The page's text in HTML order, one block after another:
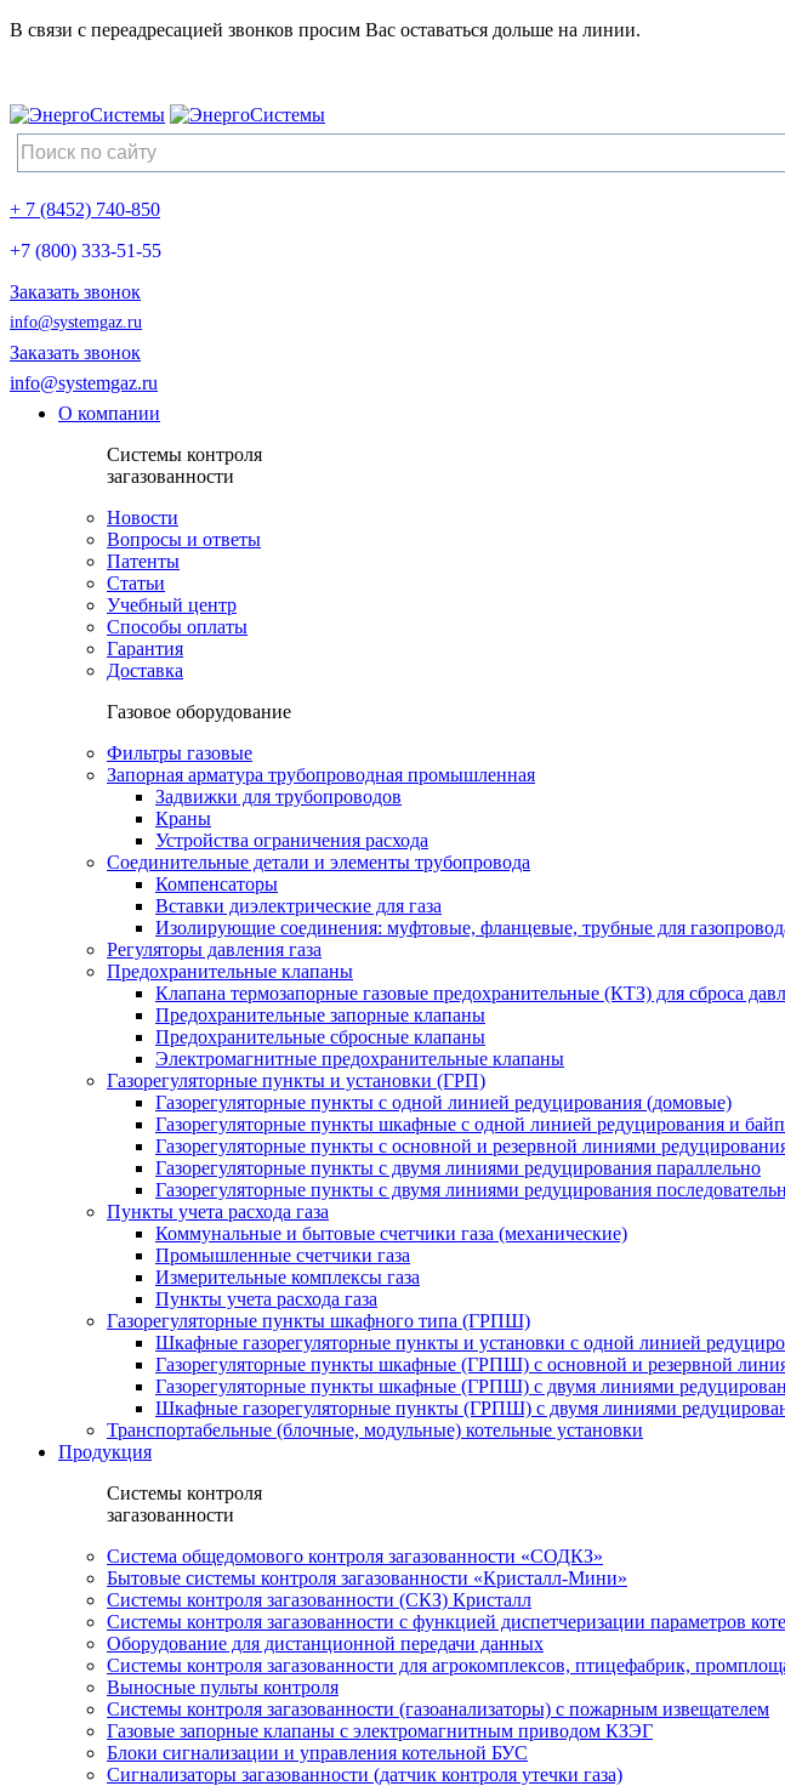
В связи с переадресацией звонков просим Вас оставаться дольше на линии.
+ 7 (8452) 740-850
+7 (800) 333-51-55
Заказать звонок
info@systemgaz.ru
Заказать звонок
info@systemgaz.ru
О компании
Системы контроля
загазованности
Новости
Вопросы и ответы
Патенты
Статьи
Учебный центр
Способы оплаты
Гарантия
Доставка
Газовое оборудование
Фильтры газовые
Запорная арматура трубопроводная промышленная
Задвижки для трубопроводов
Краны
Устройства ограничения расхода
Соединительные детали и элементы трубопровода
Компенсаторы
Вставки диэлектрические для газа
Изолирующие соединения: муфтовые, фланцевые, трубные для
Регуляторы давления газа
Предохранительные клапаны
Клапана термозапорные газовые предохранительные (КТЗ) для сброса
Предохранительные запорные клапаны
Предохранительные сбросные клапаны
Электромагнитные предохранительные клапаны
Газорегуляторные пункты и установки (ГРП)
Газорегуляторные пункты с одной линией редуцирования (домовые)
Газорегуляторные пункты шкафные с одной линией редуцирования и
Газорегуляторные пункты с основной и резервной линиями
Газорегуляторные пункты с двумя линиями редуцирования параллельно
Газорегуляторные пункты с двумя линиями редуцирования
Пункты учета расхода газа
Коммунальные и бытовые счетчики газа (механические)
Промышленные счетчики газа
Измерительные комплексы газа
Пункты учета расхода газа
Газорегуляторные пункты шкафного типа (ГРПШ)
Шкафные газорегуляторные пункты и установки c одной линией
Газорегуляторные пункты шкафные (ГРПШ) с основной и резервной
Газорегуляторные пункты шкафные (ГРПШ) с двумя линиями
Шкафные газорегуляторные пункты (ГРПШ) c двумя линиями
Транспортабельные (блочные, модульные) котельные установки
Продукция
Системы контроля
загазованности
Система общедомового контроля загазованности «СОДКЗ»
Бытовые системы контроля загазованности «Кристалл-Мини»
Системы контроля загазованности (СКЗ) Кристалл
Системы контроля загазованности с функцией диспетчеризации параметров
Оборудование для дистанционной передачи данных
Системы контроля загазованности для агрокомплексов, птицефабрик,
Выносные пульты контроля
Системы контроля загазованности (газоанализаторы) с пожарным извещателем
Газовые запорные клапаны с электромагнитным приводом КЗЭГ
Блоки сигнализации и управления котельной БУС
Сигнализаторы загазованности (датчик контроля утечки газа)